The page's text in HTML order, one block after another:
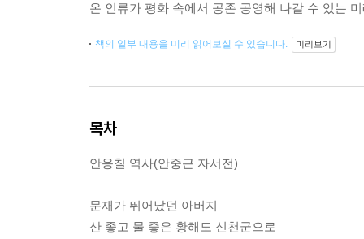
온 인류가 평화 속에서 공존 공영해 나갈 수 있는
책의 일부 내용을 미리 읽어보실 수 있습니다. 미리보기
목차
안응칠 역사(안중근 자서전)
문재가 뛰어났던 아버지
산 좋고 물 좋은 황해도 신천군으로